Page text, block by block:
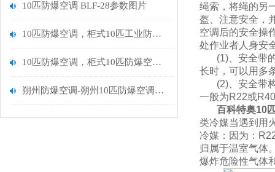
10匹防爆空调 BLF-28参数图片
10匹防爆空调，柜式10匹工业防爆空调BLF-28
10匹防爆空调，柜式10匹防爆空调BLF-28
朔州防爆空调-朔州10匹防爆空调BLF-28
绳索，将绳的另
盔、注意安全，
空调后的安全操
处作业者人身安
(1)、安全带
长时，可以用多
(2)、安全带
一般为R22或
百科特奥10
类冷媒当遇到用
冷媒：因为：
归属于温室气体
爆炸危险性气体